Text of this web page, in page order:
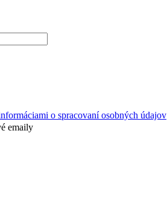
o spracovaní osobných údajov
emaily